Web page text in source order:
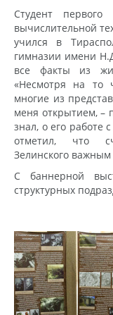
Студент
вычислительной
учился в
гимназии имени
все факты из
«Несмотря на то
многие из
меня открытием, –
знал, о его работе
отметил, что
Зелинского
С баннерной
структурных